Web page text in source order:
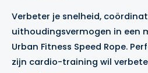
was:
€7.99.
is:
€5.99.
Verbeter je snelheid,
uithoudingsvermogen in een
Urban Fitness Speed Rope.
zijn cardio-training wil